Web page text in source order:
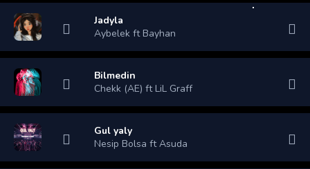
Jadyla
Aybelek ft Bayhan
Bilmedin
Chekk (AE) ft LiL Graff
Gul yaly
Nesip Bolsa ft Asuda